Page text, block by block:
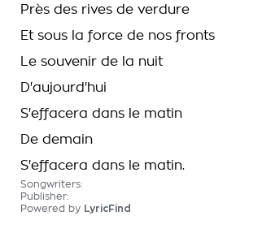
Près des rives de verdure
Et sous la force de nos fronts
Le souvenir de la nuit
D'aujourd'hui
S'effacera dans le matin
De demain
S'effacera dans le matin.
Songwriters:
Publisher:
Powered by LyricFind